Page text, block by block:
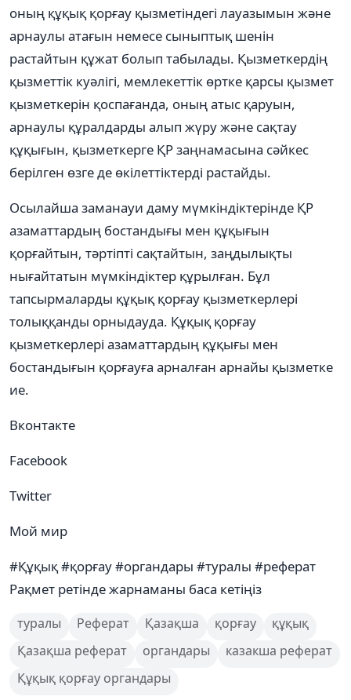
оның құқық қорғау қызметіндегі лауазымын және
арнаулы атағын немесе сыныптық шенін
растайтын құжат болып табылады. Қызметкердің
қызметтік куәлігі, мемлекеттік өртке қарсы қызмет
қызметкерін қоспағанда, оның атыс қаруын,
арнаулы құралдарды алып жүру және сақтау
құқығын, қызметкерге ҚР заңнамасына сәйкес
берілген өзге де өкілеттіктерді растайды.
Осылайша заманауи даму мүмкіндіктерінде ҚР
азаматтардың бостандығы мен құқығын
қорғайтын, тәртіпті сақтайтын, заңдылықты
нығайтатын мүмкіндіктер құрылған. Бұл
тапсырмаларды құқық қорғау қызметкерлері
толыққанды орныдауда. Құқық қорғау
қызметкерлері азаматтардың құқығы мен
бостандығын қорғауға арналған арнайы қызметке
ие.
Вконтакте
Facebook
Twitter
Мой мир
#Құқық #қорғау #органдары #туралы #реферат
Рақмет ретінде жарнаманы баса кетіңіз
туралы Реферат Қазақша қорғау
құқық
Қазақша реферат
органдары
казакша реферат
Құқық қорғау органдары